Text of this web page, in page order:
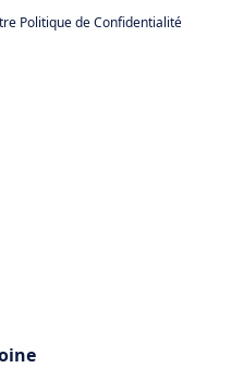
Politique de Confidentialité